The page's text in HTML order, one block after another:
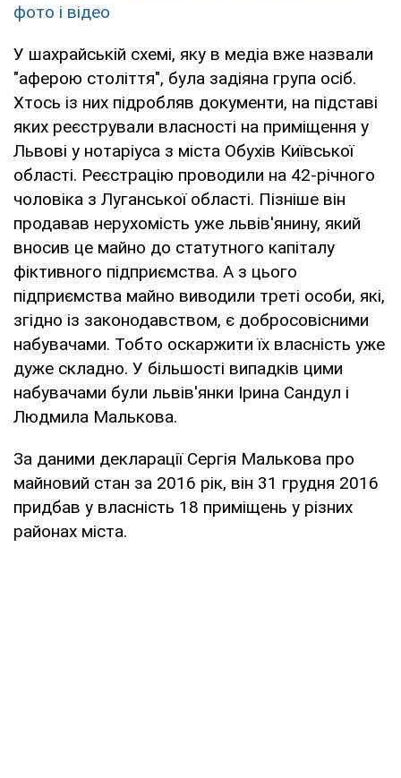
фото і відео
У шахрайській схемі, яку в медіа вже назвали
"аферою століття", була задіяна група осіб.
Хтось із них підробляв документи, на підставі
яких реєстрували власності на приміщення у
Львові у нотаріуса з міста Обухів Київської
області. Реєстрацію проводили на 42-річного
чоловіка з Луганської області. Пізніше він
продавав нерухомість уже львів'янину, який
вносив це майно до статутного капіталу
фіктивного підприємства. А з цього
підприємства майно виводили треті особи, які,
згідно із законодавством, є добросовісними
набувачами. Тобто оскаржити їх власність уже
дуже складно. У більшості випадків цими
набувачами були львів'янки Ірина Сандул і
Людмила Малькова.
За даними декларації Сергія Малькова про
майновий стан за 2016 рік, він 31 грудня 2016
придбав у власність 18 приміщень у різних
районах міста.